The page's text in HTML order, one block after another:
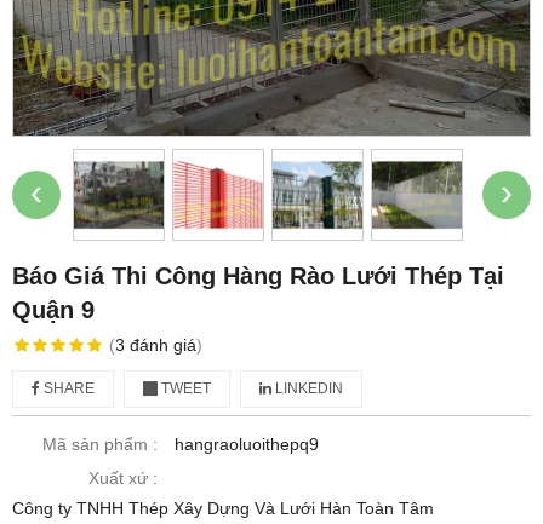
‹ ›
Báo Giá Thi Công Hàng Rào Lưới Thép Tại
Quận 9
(3 đánh giá)
SHARE TWEET LINKEDIN
Mã sản phẩm :
hangraoluoithepq9
Xuất xứ :
Công ty TNHH Thép Xây Dựng Và Lưới Hàn Toàn Tâm